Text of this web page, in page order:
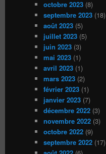
octobre 2023 (8)
septembre 2023 (18)
août 2023 (5)
juillet 2023 (5)
juin 2023 (3)
mai 2023 (1)
avril 2023 (1)
mars 2023 (2)
février 2023 (1)
janvier 2023 (7)
décembre 2022 (3)
novembre 2022 (3)
octobre 2022 (9)
septembre 2022 (17)